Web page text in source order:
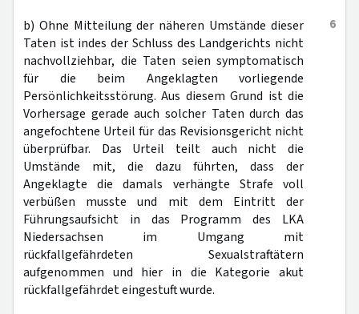
6
b) Ohne Mitteilung der näheren Umstände dieser
Taten ist indes der Schluss des Landgerichts nicht
nachvollziehbar, die Taten seien symptomatisch
für die beim Angeklagten vorliegende
Persönlichkeitsstörung. Aus diesem Grund ist die
Vorhersage gerade auch solcher Taten durch das
angefochtene Urteil für das Revisionsgericht nicht
überprüfbar. Das Urteil teilt auch nicht die
Umstände mit, die dazu führten, dass der
Angeklagte die damals verhängte Strafe voll
verbüßen musste und mit dem Eintritt der
Führungsaufsicht in das Programm des LKA
Niedersachsen im Umgang mit
rückfallgefährdeten Sexualstraftätern
aufgenommen und hier in die Kategorie akut
rückfallgefährdet eingestuft wurde.